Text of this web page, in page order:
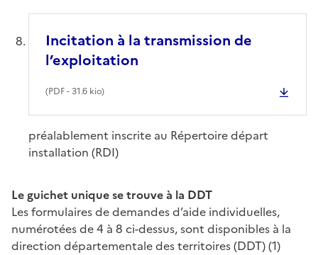
Incitation à la transmission de
l’exploitation
(PDF- 31.6 kio)
préalablement inscrite au Répertoire départ
installation (RDI)
Le guichet unique se trouve à la DDT
Les formulaires de demandes d’aide individuelles,
numérotées de 4 à 8 ci-dessus, sont disponibles à la
direction départementale des territoires (DDT) (1)